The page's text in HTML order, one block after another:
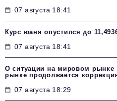
07 августа 18:41
Курс юаня опустился до
07 августа 18:41
О ситуации на мировом рынке
рынке продолжается
07 августа 18:29